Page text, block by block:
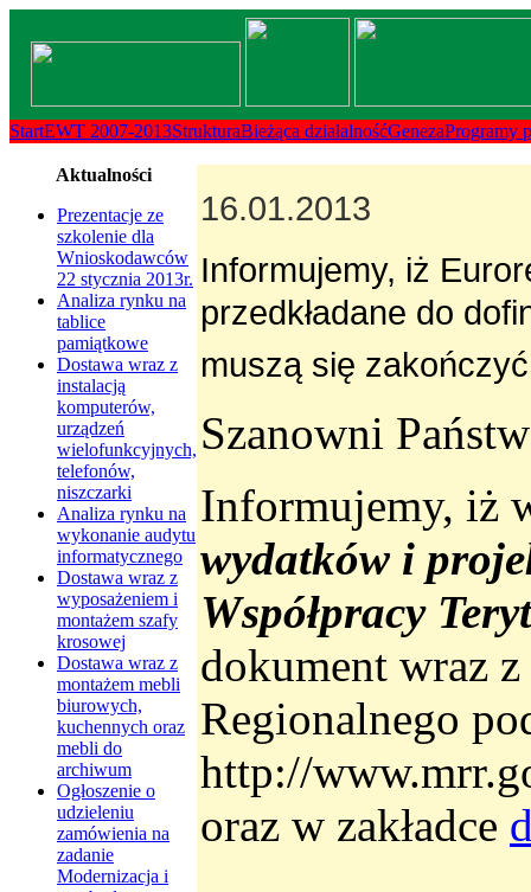
Transmenu
by
JoomlArt.com
Mambo
Joomla
Professional
Templates
Club
StartEWT 2007-2013StrukturaBieżąca działalnośćGenezaProgramy
Aktualności
Prezentacje ze
szkolenie dla
Wnioskodawców
22 stycznia 2013r.
Analiza rynku na
tablice
pamiątkowe
Dostawa wraz z
instalacją
komputerów,
urządzeń
wielofunkcyjnych,
telefonów,
niszczarki
Analiza rynku na
wykonanie audytu
informatycznego
Dostawa wraz z
wyposażeniem i
montażem szafy
krosowej
Dostawa wraz z
montażem mebli
biurowych,
kuchennych oraz
mebli do
archiwum
Ogłoszenie o
udzieleniu
zamówienia na
zadanie
Modernizacja i
16.01.2013
Informujemy, iż
przedkładane do
muszą się
Szanowni
Informujemy, iż
wydatków i
Współpracy
dokument wraz
Regionalnego
http://
oraz w zakładce